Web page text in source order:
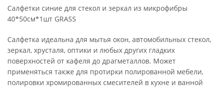
Салфетки синие для стекол и зеркал из микрофибры
40*50см*1шт GRASS
Салфетка идеальна для мытья окон, автомобильных стекол,
зеркал, хрусталя, оптики и любых других гладких
поверхностей от кафеля до драгметаллов. Может
применяться также для протирки полированной мебели,
полировки хромированных смесителей в кухне и ванной